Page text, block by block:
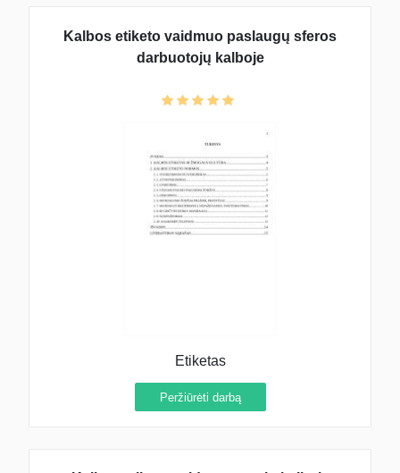
Kalbos etiketo vaidmuo paslaugų sferos
darbuotojų kalboje
Etiketas
Peržiūrėti darbą